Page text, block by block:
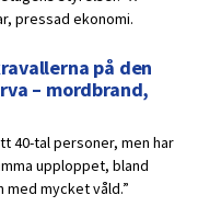
pressad ekonomi.
på den
– mordbrand,
40-tal personer, men har
upploppet, bland
med mycket våld.”